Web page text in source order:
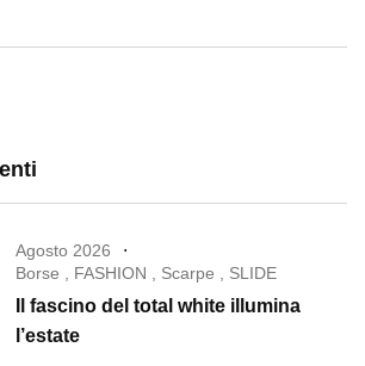
Agosto 2026
Borse , FASHION , Scarpe , SLIDE
Il fascino del total white illumina
l’estate